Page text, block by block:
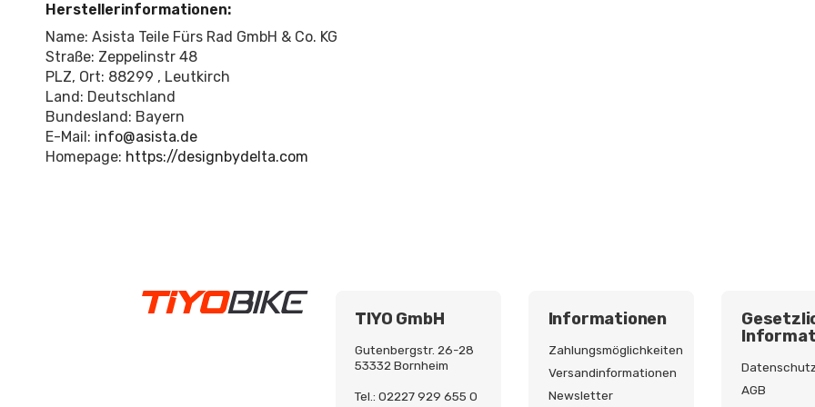
Herstellerinformationen:
Name: Asista Teile Fürs Rad GmbH & Co. KG
Straße: Zeppelinstr 48
PLZ, Ort: 88299 , Leutkirch
Land: Deutschland
Bundesland: Bayern
E-Mail: info@asista.de
Homepage: https://designbydelta.com
TIYO GmbH
Gutenbergstr. 26-28
53332 Bornheim
Tel.: 02227 929 655 0
Informationen
Zahlungsmöglichkeiten
Versandinformationen
Newsletter
Datenschutz
AGB